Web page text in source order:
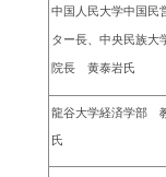
中国人民大学中国民
ター長、中央民族大
院長 黄泰岩氏
龍谷大学経済学部
氏